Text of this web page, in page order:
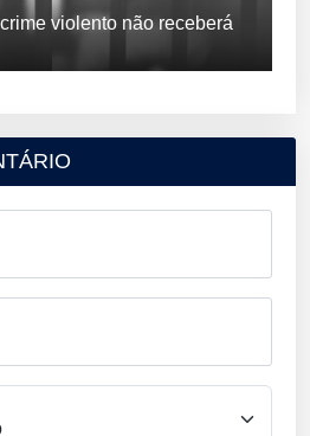
violento não receberá